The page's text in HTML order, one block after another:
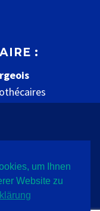
:
Kontakt
um Ihnen
Website zu